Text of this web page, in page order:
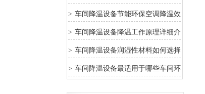
> 车间降温设备节能环保空调降温效
果怎么样？
> 车间降温设备降温工作原理详细介
绍
> 车间降温设备润湿性材料如何选择
> 车间降温设备最适用于哪些车间环